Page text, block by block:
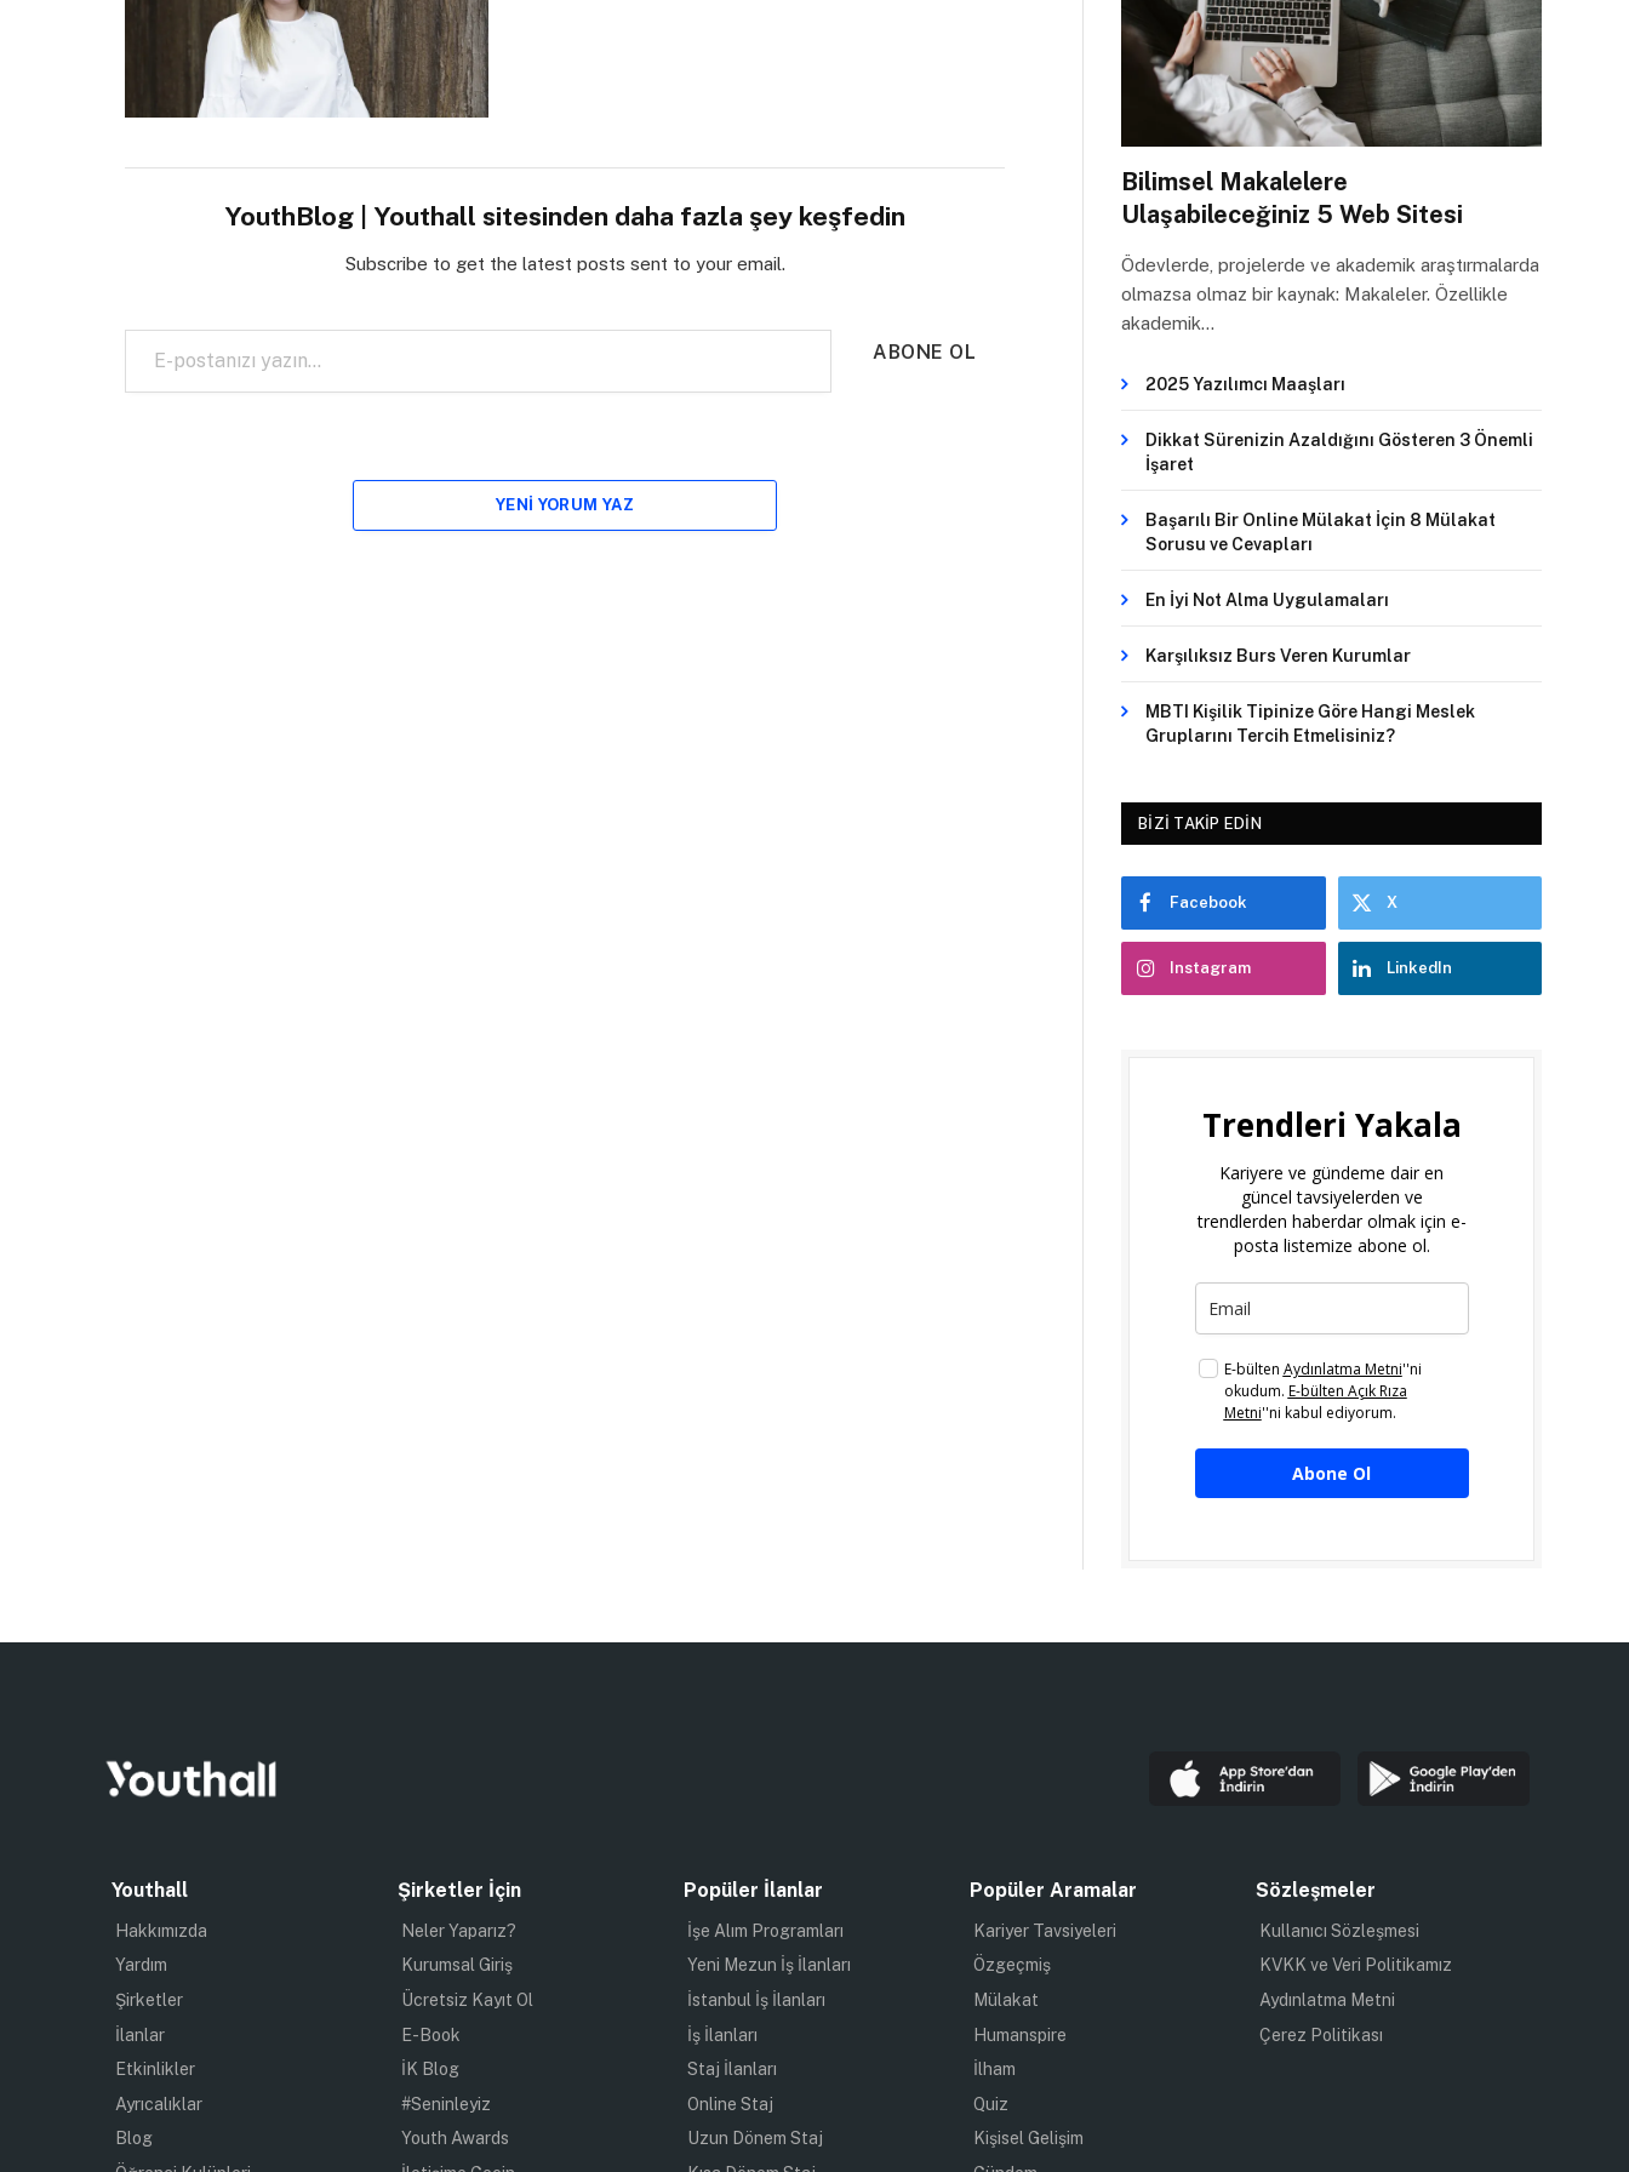
YouthBlog | Youthall sitesinden daha fazla şey keşfedin
Subscribe to get the latest posts sent to your email.
E-postanızı yazın…
ABONE OL
YENI YORUM YAZ
Bilimsel Makalelere
Ulaşabileceğiniz 5 Web Sitesi
Ödevlerde, projelerde ve akademik araştırmalarda
olmazsa olmaz bir kaynak: Makaleler. Özellikle
akademik…
2025 Yazılımcı Maaşları
Dikkat Sürenizin Azaldığını Gösteren 3 Önemli
İşaret
Başarılı Bir Online Mülakat İçin 8 Mülakat
Sorusu ve Cevapları
En İyi Not Alma Uygulamaları
Karşılıksız Burs Veren Kurumlar
MBTI Kişilik Tipinize Göre Hangi Meslek
Gruplarını Tercih Etmelisiniz?
BIZI TAKIP EDIN
Facebook X
Instagram LinkedIn
Trendleri Yakala
Kariyere ve gündeme dair en
güncel tavsiyelerden ve
trendlerden haberdar olmak için e-
posta listemize abone ol.
E-bülten Aydınlatma Metni''ni
okudum. E-bülten Açık Rıza
Metni''ni kabul ediyorum.
Abone Ol
Youthall
Hakkımızda
Yardım
Şirketler
İlanlar
Etkinlikler
Ayrıcalıklar
Blog
Şirketler İçin
Neler Yaparız?
Kurumsal Giriş
Ücretsiz Kayıt Ol
E-Book
İK Blog
#Seninleyiz
Youth Awards
Popüler İlanlar
İşe Alım Programları
Yeni Mezun İş İlanları
İstanbul İş İlanları
İş İlanları
Staj İlanları
Online Staj
Uzun Dönem Staj
Popüler Aramalar
Kariyer Tavsiyeleri
Özgeçmiş
Mülakat
Humanspire
İlham
Quiz
Kişisel Gelişim
Sözleşmeler
Kullanıcı Sözleşmesi
KVKK ve Veri Politikamız
Aydınlatma Metni
Çerez Politikası